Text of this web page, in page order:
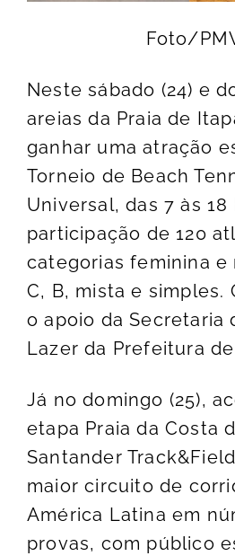
Foto/
Neste sábado (24) e
areias da Praia de
ganhar uma atração
Torneio de Beach
Universal, das 7 às
participação de 120
categorias feminina e
C, B, mista e simples.
o apoio da Secretaria
Lazer da Prefeitura
Já no domingo (25),
etapa Praia da Costa
Santander
maior circuito de
América Latina em
provas, com público